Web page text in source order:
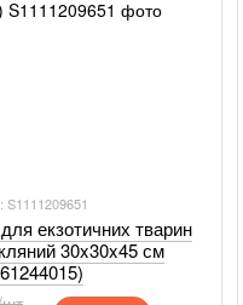
S1111209651
екзотичних тварин
30x30x45 см